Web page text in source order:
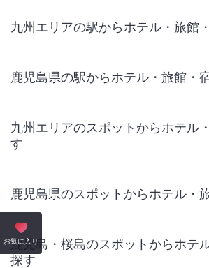
お気に入り
九州エリアの駅からホテル・旅館
鹿児島県の駅からホテル・旅館・
九州エリアのスポットからホテル
す
鹿児島県のスポットからホテル・
鹿児島・桜島のスポットからホテ
探す